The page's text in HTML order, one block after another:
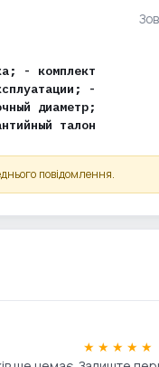
- комплект
-
диаметр;
талон
повідомлення.
★ ★ ★ ★ ★